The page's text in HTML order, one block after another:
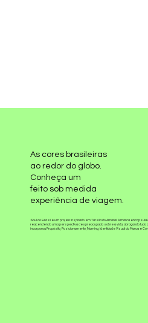
As cores brasileiras
ao redor do globo.
Conheça um
feito sob medida
experiência de viagem.
Soul do Brasil é um projeto inspirado em Tarsila do Amaral. A marca
reacendendo uma perspectiva despreocupada sobre a vida, abraçando tudo
incorporou Propósito, Posicionamento, Naming, Identidade Visual da Marca e